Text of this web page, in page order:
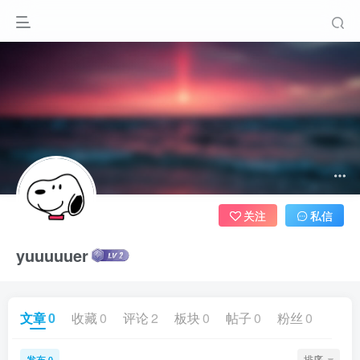
yuuuuuer
关注 私信
文章0 收藏 0 评论 2 板块 0 帖子 0 粉丝 0